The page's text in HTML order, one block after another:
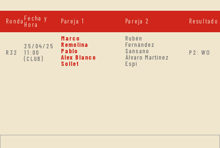
Ronda Fecha y
Hora
Pareja 1 Pareja 2 Resultado
R32
25/04/25
11:00
(CLUB)
Marco
Remolina
Pablo
Alex Blanco
Sollet
Rubén
Fernández
Sansano
Álvaro Martínez
Espi
P2: WO